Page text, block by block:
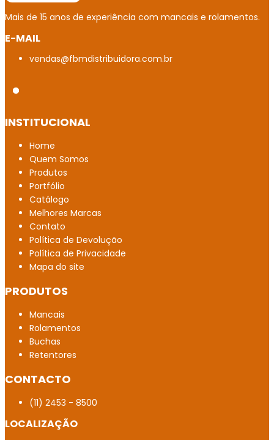
Mancais NSK em Minas Gerais
Rolamento autocompensador de esferas
Loja de Rolamentos NSK Macapá
Rolamento com garantia em Belém
Distribuidor autorizado SKF
Rolamentos para centro de usinagem CNC
Distribuidor Peças para tornearia mecânica
Rolamentos para manutenção de máquinas ROMI
Distribuidor de Rolamento de rolos cônicos no
Mais de 15 anos de experiência com mancais e rolamentos.
E-MAIL
vendas@fbmdistribuidora.com.br
INSTITUCIONAL
Home
Quem Somos
Produtos
Portfólio
Catálogo
Melhores Marcas
Contato
Política de Devolução
Política de Privacidade
Mapa do site
PRODUTOS
Mancais
Rolamentos
Buchas
Retentores
CONTACTO
(11) 2453 - 8500
LOCALIZAÇÃO